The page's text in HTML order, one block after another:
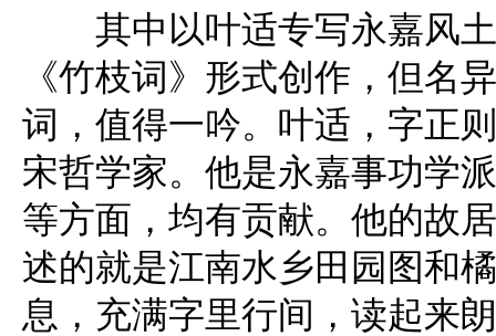
其中以叶适专写永嘉风土
《竹枝词》形式创作，但名
词，值得一吟。叶适，字正
宋哲学家。他是永嘉事功学
等方面，均有贡献。他的故
述的就是江南水乡田园图和
息，充满字里行间，读起来